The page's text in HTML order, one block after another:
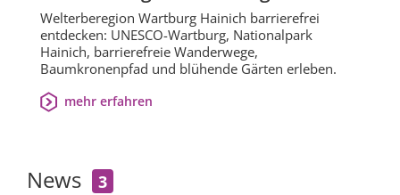
Welterberegion Wartburg Hainich barrierefrei
entdecken: UNESCO-Wartburg, Nationalpark
Hainich, barrierefreie Wanderwege,
Baumkronenpfad und blühende Gärten erleben.
mehr erfahren
News 3